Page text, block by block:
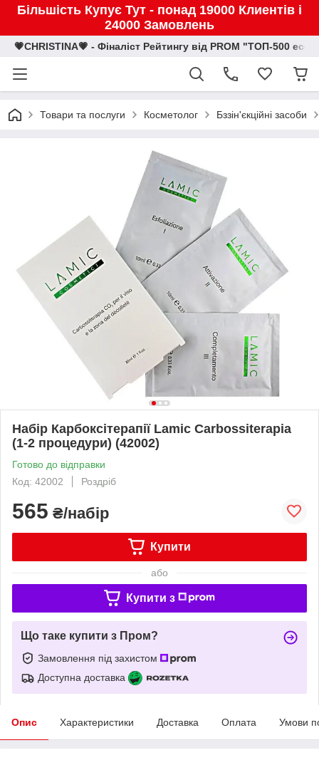
Більшість Купує Тут - понад 19000 Клиентів і
24000 Замовлень
💗CHRISTINA💗 - Фіналіст Рейтингу від PROM "ТОП-500
Товари та послуги Косметолог Бззiн'єкційні засоби
Набір Карбоксітерапії Lamic Carbossiterapia
(1-2 процедури) (42002)
Готово до відправки
Код: 42002
Роздріб
565 ₴/набір
Купити
або
Купити з
Що таке купити з Пром?
Замовлення під захистом
Доступна доставка
Опис Характеристики Доставка Оплата Умови